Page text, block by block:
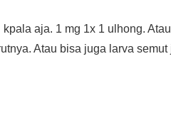
aja. 1 mg 1x 1 ulhong.
Atau bisa juga larva semut